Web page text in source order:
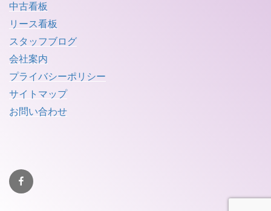
中古看板
リース看板
スタッフブログ
会社案内
プライバシーポリシー
サイトマップ
お問い合わせ
facebook